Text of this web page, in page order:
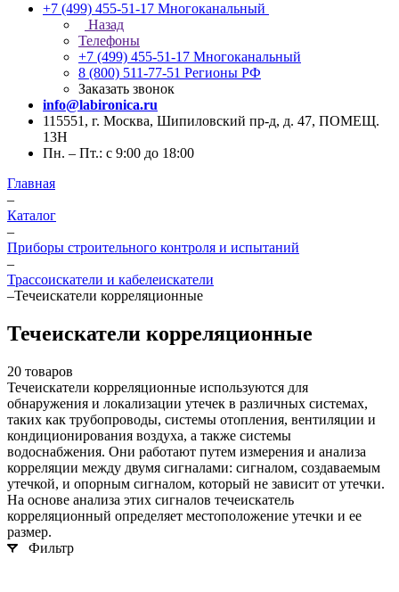
+7 (499) 455-51-17 Многоканальный
Назад
Телефоны
+7 (499) 455-51-17 Многоканальный
8 (800) 511-77-51 Регионы РФ
Заказать звонок
info@labironica.ru
115551, г. Москва, Шипиловский пр-д, д. 47, ПОМЕЩ.
13Н
Пн. – Пт.: с 9:00 до 18:00
Главная
–
Каталог
–
Приборы строительного контроля и испытаний
–
Трассоискатели и кабелеискатели
–Течеискатели корреляционные
Течеискатели корреляционные
20 товаров
Течеискатели корреляционные используются для
обнаружения и локализации утечек в различных системах,
таких как трубопроводы, системы отопления, вентиляции и
кондиционирования воздуха, а также системы
водоснабжения. Они работают путем измерения и анализа
корреляции между двумя сигналами: сигналом, создаваемым
утечкой, и опорным сигналом, который не зависит от утечки.
На основе анализа этих сигналов течеискатель
корреляционный определяет местоположение утечки и ее
размер.
Фильтр